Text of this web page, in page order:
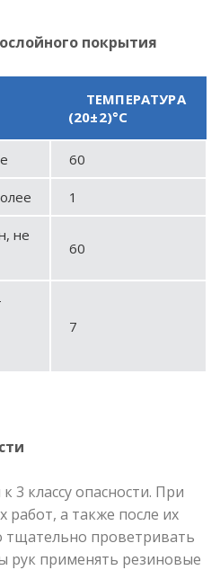
покрытия
ТЕМПЕРАТУРА
(20±2)°С
60
1
не
60
7
3 классу опасности. При
работ, а также после их
тщательно проветривать
применять резиновые